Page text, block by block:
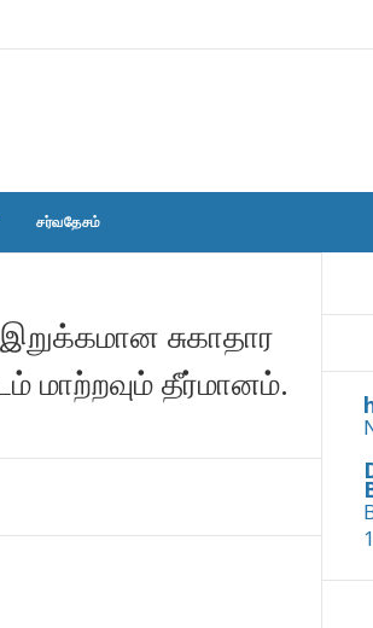
சர்வதேசம்
சுகாதார
தீர்மானம்.